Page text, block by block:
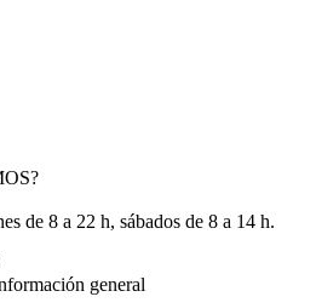
de 8 a 22 h, sábados de 8 a 14 h.
general